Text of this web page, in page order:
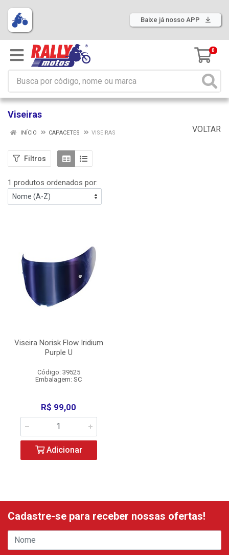
Baixe já nosso APP
0
Viseiras
VOLTAR
INÍCIO CAPACETES VISEIRAS
Filtros
1 produtos ordenados por:
Viseira Norisk Flow Iridium
Purple U
Código: 39525
Embalagem: SC
R$ 99,00
Adicionar
Cadastre-se para receber nossas ofertas!